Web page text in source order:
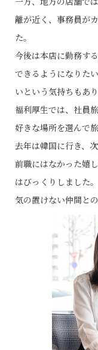
離が近く、事務員が
た。
今後は本店に勤務す
できるようになりた
いという気持ちもあり
福利厚生では、社員
好きな場所を選んで
去年は韓国に行き、
前職にはなかった嬉
はびっくりしました。
気の置けない仲間と